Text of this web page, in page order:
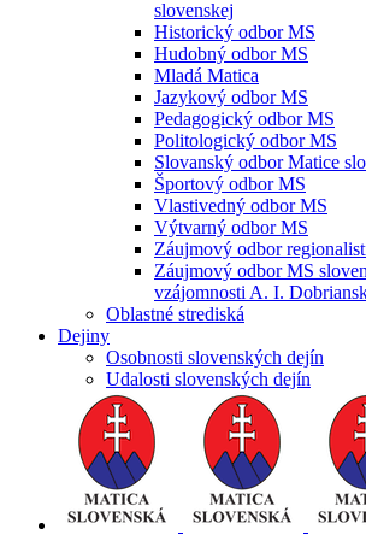
slovenskej
Historický odbor MS
Hudobný odbor MS
Mladá Matica
Jazykový odbor MS
Pedagogický odbor MS
Politologický odbor MS
Slovanský odbor Matice
Športový odbor MS
Vlastivedný odbor MS
Výtvarný odbor MS
Záujmový odbor
Záujmový odbor MS
vzájomnosti A. I.
Oblastné strediská
Dejiny
Osobnosti slovenských dejín
Udalosti slovenských dejín